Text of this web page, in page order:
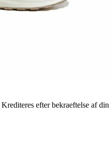
Krediteres efter bekraeftelse af din